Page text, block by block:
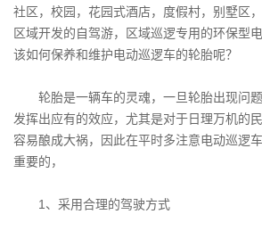
社区，校园，花园式酒店，度假村，别墅区
区域开发的自驾游，区域巡逻专用的环保型
该如何保养和维护电动巡逻车的轮胎呢？
轮胎是一辆车的灵魂，一旦轮胎出现问题
发挥出应有的效应，尤其是对于日理万机的
容易酿成大祸，因此在平时多注意电动巡逻
重要的，
1、采用合理的驾驶方式